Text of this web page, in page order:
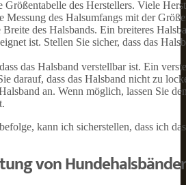
des Herstellers. Viele
Messung des Halsumfangs mit der
des Halsbands. Ein breiteres
ist. Stellen Sie sicher, dass das
das Halsband verstellbar ist. Ein
darauf, dass das Halsband nicht zu
an. Wenn möglich, lassen Sie
kann ich sicherstellen, dass ich
von